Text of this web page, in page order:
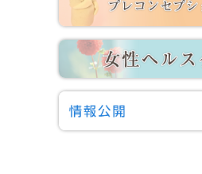
2025.08.20
Hasibulさんの学位審査（公聴会）
2025年度 医局説明会を開催しまし